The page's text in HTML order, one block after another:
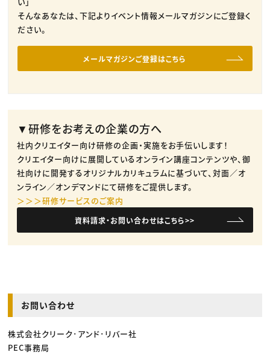
そんなあなたは、下記よりイベント情報メールマガジンにご登録く
ださい。
メールマガジンご登録はこちら
▼研修をお考えの企業の方へ
社内クリエイター向け研修の企画・実施をお手伝いします！
クリエイター向けに展開しているオンライン講座コンテンツや、御
社向けに開発するオリジナルカリキュラムに基づいて、対面／オ
ンライン／オンデマンドにて研修をご提供します。
＞＞＞研修サービスのご案内
資料請求・お問い合わせはこちら>>
お問い合わせ
株式会社クリーク･アンド･リバー社
PEC事務局